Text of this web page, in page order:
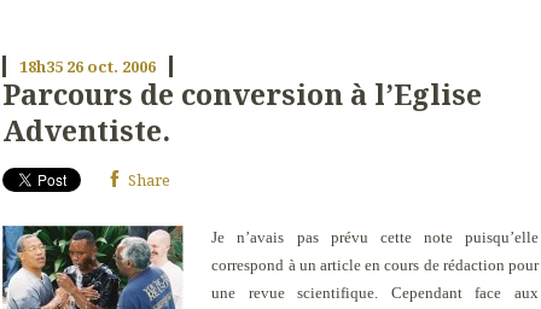
18h35 26 oct. 2006
Parcours de conversion à l’Eglise
Adventiste.
Share
Je n’avais pas prévu cette note puisqu’elle
correspond à un article en cours de rédaction pour
une revue scientifique. Cependant face aux